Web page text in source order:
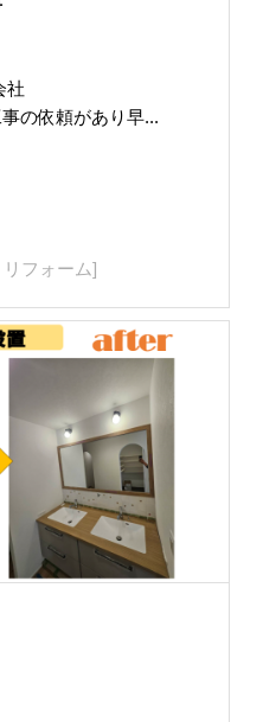
社
の依頼があり早...
フォーム]